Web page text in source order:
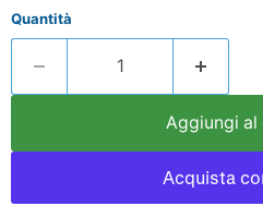
Quantità
Aggiungi al